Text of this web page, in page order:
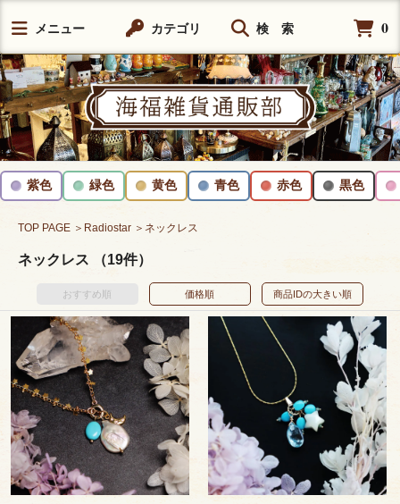
メニュー カテゴリ 検 索 0
紫色 緑色 黄色 青色 赤色 黒色
TOP PAGE ＞Radiostar ＞ネックレス
ネックレス （19件）
おすすめ順 価格順 商品IDの大きい順